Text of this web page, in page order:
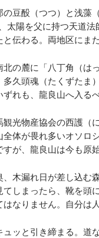
豆酘（つつ）と浅藻
太陽を父に持つ天道
と伝わる。両地区にま
の麓に「八丁角（は
多久頭魂（たくずたま
ずれも、龍良山へ入る
光物産協会の西護（
全体が畏れ多いオソロ
が、龍良山は今も原
木漏れ日が差し込む
てしまったら、靴を頭
はなりません。自分は
ッと引き締まる。道